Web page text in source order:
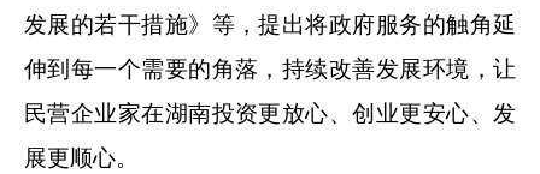
发展的若干措施》等，提出将政府服务的触角延
伸到每一个需要的角落，持续改善发展环境，让
民营企业家在湖南投资更放心、创业更安心、发
展更顺心。